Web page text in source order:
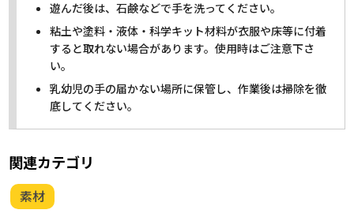
遊んだ後は、石鹸などで手を洗ってください。
粘土や塗料・液体・科学キット材料が衣服や床等に付着
すると取れない場合があります。使用時はご注意下さ
い。
乳幼児の手の届かない場所に保管し、作業後は掃除を徹
底してください。
関連カテゴリ
素材